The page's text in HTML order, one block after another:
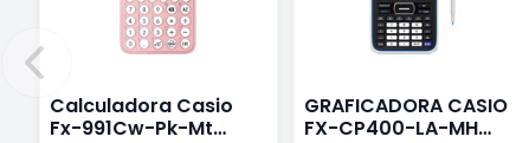
Calculadora Casio
Fx-991Cw-Pk-Mt
GRAFICADORA CASIO
FX-CP400-LA-MH